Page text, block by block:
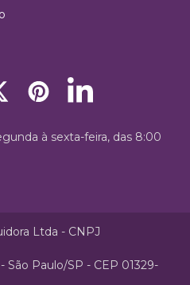
à sexta-feira, das 8:00
Ltda - CNPJ
São Paulo/SP - CEP 01329-